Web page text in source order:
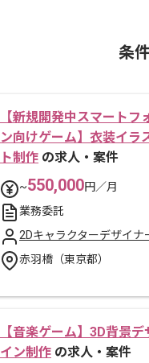
条
【新規開発中スマートフ
ン向けゲーム】衣装イラ
ト制作 の求人・案件
~550,000円／月
業務委託
2Dキャラクターデザイナ
赤羽橋（東京都）
【音楽ゲーム】3D背景デ
イン制作 の求人・案件